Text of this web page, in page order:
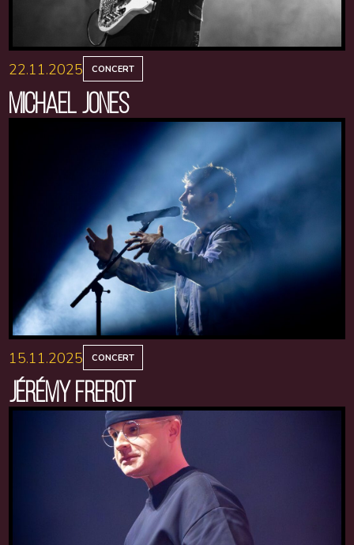
22.11.2025 CONCERT
MICHAEL JONES
15.11.2025 CONCERT
JÉRÉMY FREROT